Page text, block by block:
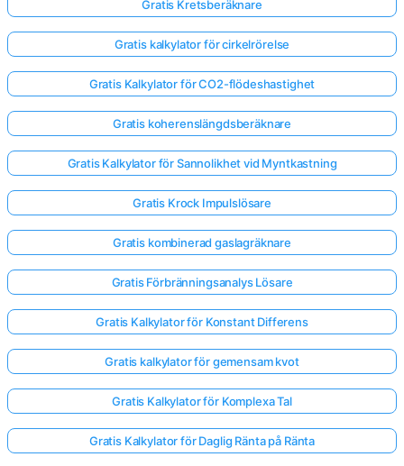
Gratis Kretsberäknare
Gratis kalkylator för cirkelrörelse
Gratis Kalkylator för CO2-flödeshastighet
Gratis koherenslängdsberäknare
Gratis Kalkylator för Sannolikhet vid Myntkastning
Gratis Krock Impulslösare
Gratis kombinerad gaslagräknare
Gratis Förbränningsanalys Lösare
Gratis Kalkylator för Konstant Differens
Gratis kalkylator för gemensam kvot
Gratis Kalkylator för Komplexa Tal
Gratis Kalkylator för Daglig Ränta på Ränta